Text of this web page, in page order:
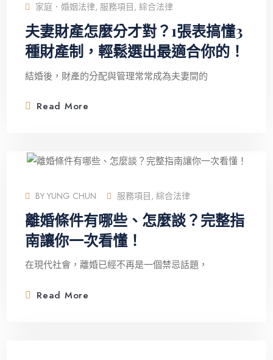
家庭．婚姻法律, 服務項目,綜合法律
夫妻財產怎麼分才對？1張表搞懂3
種財產制，輕鬆選出最適合你的！
結婚後，財產的分配與管理常常成為夫妻間的
Read More
BYYUNG CHUN 服務項目, 綜合法律
離婚條件有哪些、怎麼談？完整指
南讓你一次看懂！
在現代社會，離婚已經不再是一個禁忌話題，
Read More